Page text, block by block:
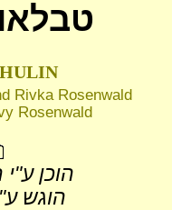
Rivka Rosenwald
Rosenwald
הוכן
הוגש